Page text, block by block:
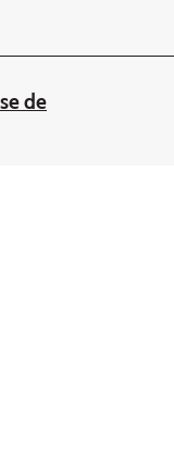
de